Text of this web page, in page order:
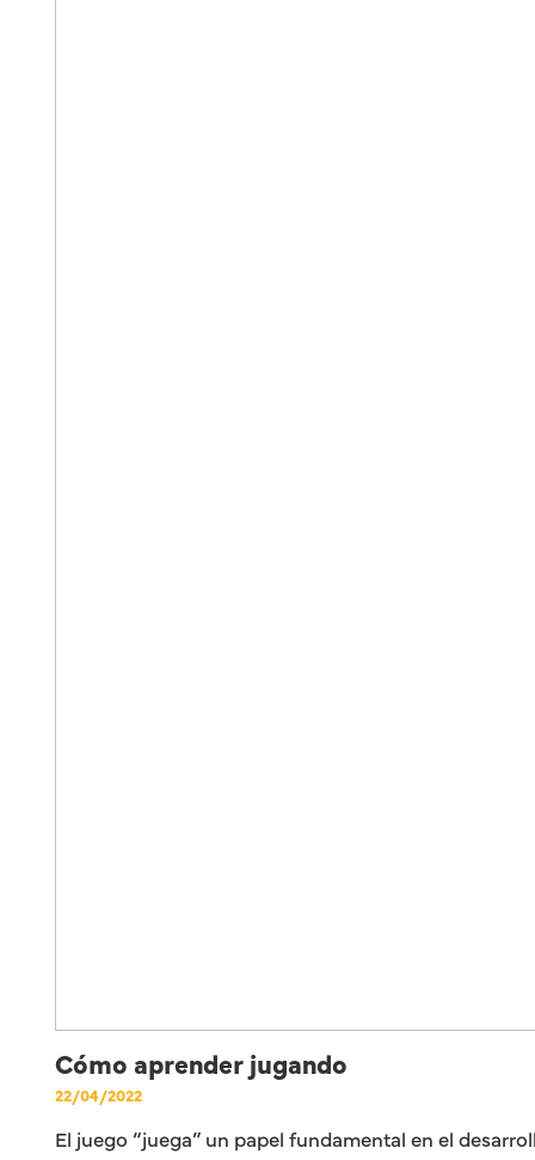
Cómo aprender jugando
22/04/2022
El juego “juega” un papel fundamental en el